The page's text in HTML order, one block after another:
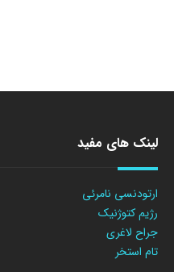
لینک های مفید
ارتودنسی نامرئی
رژیم کتوژنیک
جراح لاغری
تام استخر